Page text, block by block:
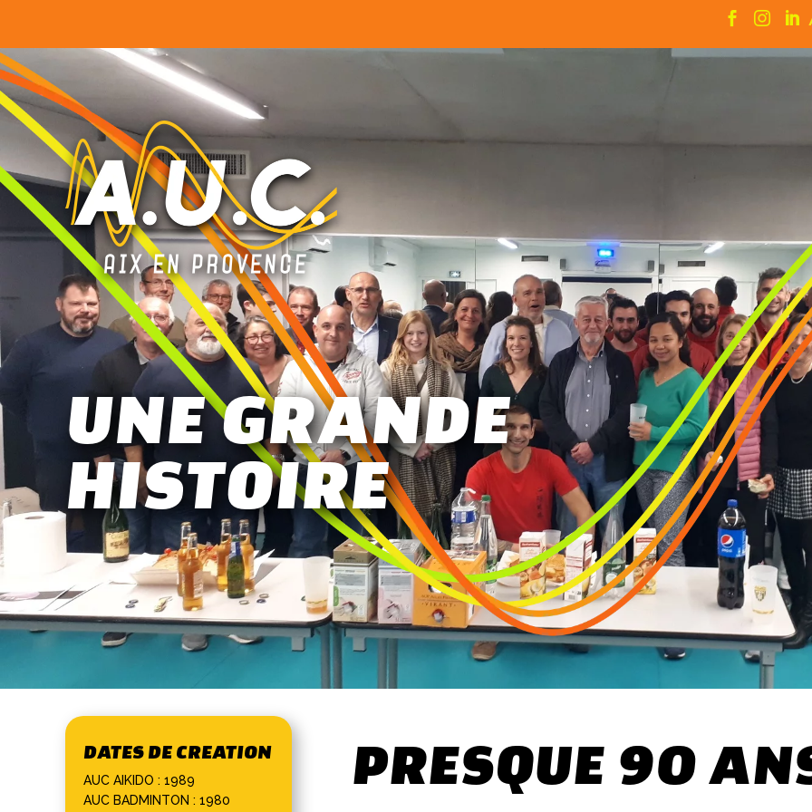
  
UNE GRANDE
HISTOIRE
DATES DE CREATION
AUC AIKIDO : 1989
AUC BADMINTON : 1980
PRESQUE 90